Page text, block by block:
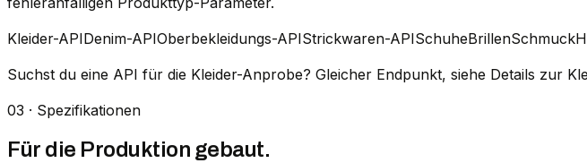
Kleider-APIDenim-APIOberbekleidungs-APIStrickwaren-APISchuheBrillenSchmuck
Suchst du eine API für die Kleider-Anprobe? Gleicher Endpunkt, siehe Details zur
03 · Spezifikationen
Für die Produktion gebaut.